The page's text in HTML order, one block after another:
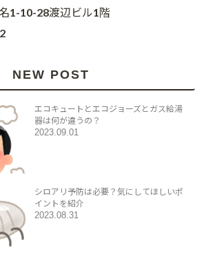
1-10-28渡辺ビル1階
NEW POST
エコキュートとエコジョーズとガス給湯
器は何が違うの？
2023.09.01
シロアリ予防は必要？気にしてほしいポ
イントを紹介
2023.08.31